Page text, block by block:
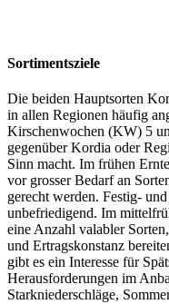
Sortimentsziele
Die beiden Hauptsorten
in allen Regionen häufig
Kirschenwochen (KW) 5
gegenüber Kordia oder
Sinn macht. Im frühen
vor grosser Bedarf an
gerecht werden. Festig-
unbefriedigend. Im
eine Anzahl valabler
und Ertragskonstanz
gibt es ein Interesse für
Herausforderungen im
Starkniederschläge,